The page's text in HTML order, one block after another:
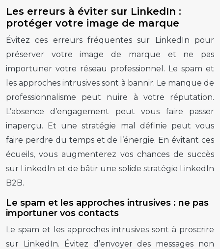
Les erreurs à éviter sur LinkedIn :
protéger votre image de marque
Évitez ces erreurs fréquentes sur LinkedIn pour
préserver votre image de marque et ne pas
importuner votre réseau professionnel. Le spam et
les approches intrusives sont à bannir. Le manque de
professionnalisme peut nuire à votre réputation.
L’absence d’engagement peut vous faire passer
inaperçu. Et une stratégie mal définie peut vous
faire perdre du temps et de l’énergie. En évitant ces
écueils, vous augmenterez vos chances de succès
sur LinkedIn et de bâtir une solide stratégie LinkedIn
B2B.
Le spam et les approches intrusives : ne pas
importuner vos contacts
Le spam et les approches intrusives sont à proscrire
sur LinkedIn. Évitez d’envoyer des messages non